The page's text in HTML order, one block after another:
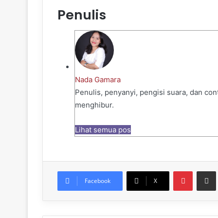
Penulis
Nada Gamara
Penulis, penyanyi, pengisi suara, dan
menghibur.
Lihat semua pos
Facebook X